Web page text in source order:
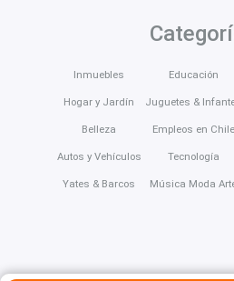
Inmuebles
Hogar y Jardín
Belleza
Autos y Vehículos
Yates & Barcos
Educación
Juguetes &
Empleos en Chile
Tecnología
Música Moda